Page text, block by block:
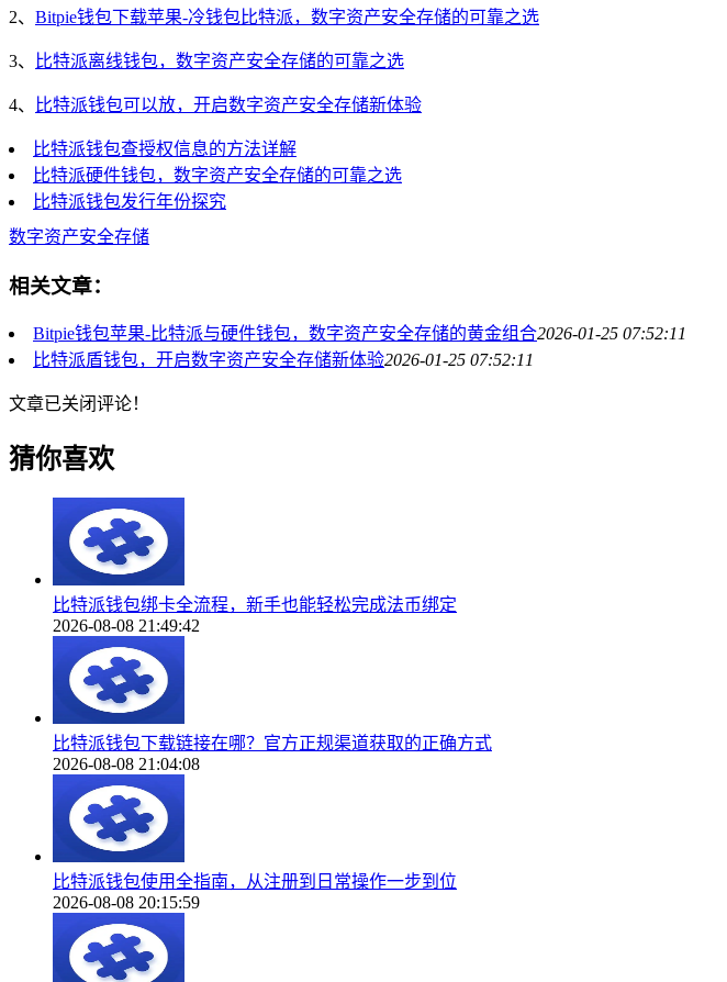
2、 Bitpie钱包下载苹果-冷钱包比特派，数字资产安全存储的可靠之选
3、 比特派离线钱包，数字资产安全存储的可靠之选
4、 比特派钱包可以放，开启数字资产安全存储新体验
比特派钱包查授权信息的方法详解
比特派硬件钱包，数字资产安全存储的可靠之选
比特派钱包发行年份探究
数字资产安全存储
相关文章：
Bitpie钱包苹果-比特派与硬件钱包，数字资产安全存储的黄金组合2026-01-25 07:52:11
比特派盾钱包，开启数字资产安全存储新体验2026-01-25 07:52:11
文章已关闭评论！
猜你喜欢
比特派钱包绑卡全流程，新手也能轻松完成法币绑定
2026-08-08 21:49:42
比特派钱包下载链接在哪？官方正规渠道获取的正确方式
2026-08-08 21:04:08
比特派钱包使用全指南，从注册到日常操作一步到位
2026-08-08 20:15:59